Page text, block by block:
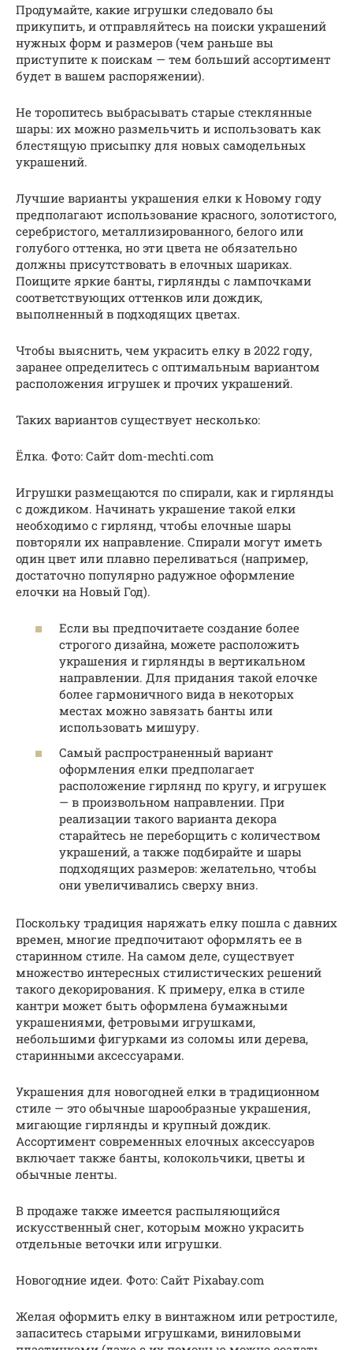
Продумайте, какие игрушки следовало бы
прикупить, и отправляйтесь на поиски украшений
нужных форм и размеров (чем раньше вы
приступите к поискам — тем больший ассортимент
будет в вашем распоряжении).
Не торопитесь выбрасывать старые стеклянные
шары: их можно размельчить и использовать как
блестящую присыпку для новых самодельных
украшений.
Лучшие варианты украшения елки к Новому году
предполагают использование красного, золотистого,
серебристого, металлизированного, белого или
голубого оттенка, но эти цвета не обязательно
должны присутствовать в елочных шариках.
Поищите яркие банты, гирлянды с лампочками
соответствующих оттенков или дождик,
выполненный в подходящих цветах.
Чтобы выяснить, чем украсить елку в 2022 году,
заранее определитесь с оптимальным вариантом
расположения игрушек и прочих украшений.
Таких вариантов существует несколько:
Ёлка. Фото: Сайт dom-mechti.com
Игрушки размещаются по спирали, как и гирлянды
с дождиком. Начинать украшение такой елки
необходимо с гирлянд, чтобы елочные шары
повторяли их направление. Спирали могут иметь
один цвет или плавно переливаться (например,
достаточно популярно радужное оформление
елочки на Новый Год).
Если вы предпочитаете создание более
строгого дизайна, можете расположить
украшения и гирлянды в вертикальном
направлении. Для придания такой елочке
более гармоничного вида в некоторых
местах можно завязать банты или
использовать мишуру.
Самый распространенный вариант
оформления елки предполагает
расположение гирлянд по кругу, и игрушек
— в произвольном направлении. При
реализации такого варианта декора
старайтесь не переборщить с количеством
украшений, а также подбирайте и шары
подходящих размеров: желательно, чтобы
они увеличивались сверху вниз.
Поскольку традиция наряжать елку пошла с давних
времен, многие предпочитают оформлять ее в
старинном стиле. На самом деле, существует
множество интересных стилистических решений
такого декорирования. К примеру, елка в стиле
кантри может быть оформлена бумажными
украшениями, фетровыми игрушками,
небольшими фигурками из соломы или дерева,
старинными аксессуарами.
Украшения для новогодней елки в традиционном
стиле — это обычные шарообразные украшения,
мигающие гирлянды и крупный дождик.
Ассортимент современных елочных аксессуаров
включает также банты, колокольчики, цветы и
обычные ленты.
В продаже также имеется распыляющийся
искусственный снег, которым можно украсить
отдельные веточки или игрушки.
Новогодние идеи. Фото: Сайт Pixabay.com
Желая оформить елку в винтажном или ретростиле,
запаситесь старыми игрушками, виниловыми